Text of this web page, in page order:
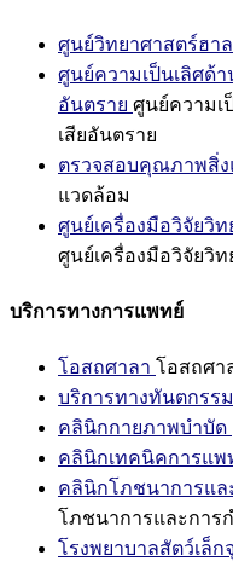
ศูนย์วิทยาศาสตร์ฮา
ศูนย์ความเป็นเลิศด้
อันตราย ศูนย์ความเ
เสียอันตราย
ตรวจสอบคุณภาพสิ่ง
แวดล้อม
ศูนย์เครื่องมือวิจัยวิท
ศูนย์เครื่องมือวิจัยวิท
บริการทางการแพทย์
โอสถศาลา โอสถศา
บริการทางทันตกรรม
คลินิกกายภาพบำบัด
คลินิกเทคนิคการแพ
คลินิกโภชนาการแล
โภชนาการและการ
โรงพยาบาลสัตว์เล็ก